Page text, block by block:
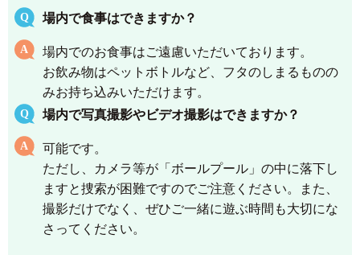
場内で食事はできますか？
場内でのお食事はご遠慮いただいております。
お飲み物はペットボトルなど、フタのしまるものの
みお持ち込みいただけます。
場内で写真撮影やビデオ撮影はできますか？
可能です。
ただし、カメラ等が「ボールプール」の中に落下し
ますと捜索が困難ですのでご注意ください。また、
撮影だけでなく、ぜひご一緒に遊ぶ時間も大切にな
さってください。